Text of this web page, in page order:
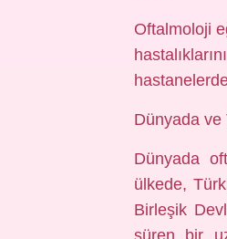
Oftalmoloji
Dünyada ve
Dünyada
ülkede,
Birleşik
süren bir